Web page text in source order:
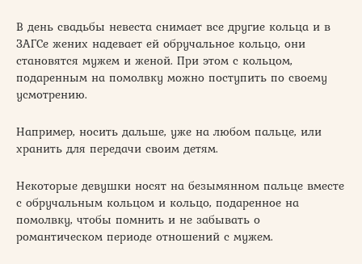
В день свадьбы невеста снимает все другие кольца и в
ЗАГСе жених надевает ей обручальное кольцо, они
становятся мужем и женой. При этом с кольцом,
подаренным на помолвку можно поступить по своему
усмотрению.
Например, носить дальше, уже на любом пальце, или
хранить для передачи своим детям.
Некоторые девушки носят на безымянном пальце вместе
с обручальным кольцом и кольцо, подаренное на
помолвку, чтобы помнить и не забывать о
романтическом периоде отношений с мужем.